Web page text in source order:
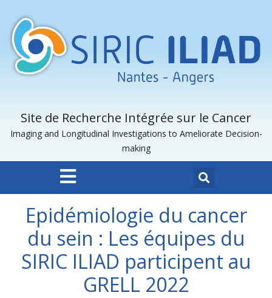
Site de Recherche Intégrée sur le Cancer
Imaging and Longitudinal Investigations to Ameliorate Decision-
making
Epidémiologie du cancer
du sein : Les équipes du
SIRIC ILIAD participent au
GRELL 2022